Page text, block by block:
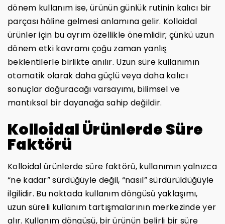
dönem kullanım ise, ürünün günlük rutinin kalıcı bir
parçası hâline gelmesi anlamına gelir. Kolloidal
ürünler için bu ayrım özellikle önemlidir; çünkü uzun
dönem etki kavramı çoğu zaman yanlış
beklentilerle birlikte anılır. Uzun süre kullanımın
otomatik olarak daha güçlü veya daha kalıcı
sonuçlar doğuracağı varsayımı, bilimsel ve
mantıksal bir dayanağa sahip değildir.
Kolloidal Ürünlerde Süre
Faktörü
Kolloidal ürünlerde süre faktörü, kullanımın yalnızca
“ne kadar” sürdüğüyle değil, “nasıl” sürdürüldüğüyle
ilgilidir. Bu noktada kullanım döngüsü yaklaşımı,
uzun süreli kullanım tartışmalarının merkezinde yer
alır. Kullanım döngüsü, bir ürünün belirli bir süre